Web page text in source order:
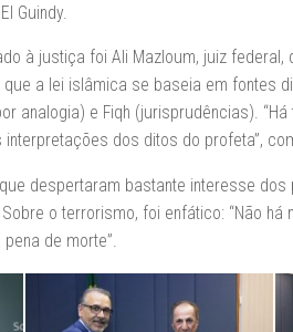
Guindy.
à justiça foi Ali Mazloum, juiz
que a lei islâmica se baseia em fontes
analogia) e Fiqh (jurisprudências).
dos ditos do profeta”,
despertaram bastante interesse
o terrorismo, foi enfático: “Não
de morte”.